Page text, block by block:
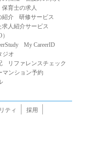
れらに類する行為
行為
序良俗に反する行為
的な責任を超えた不
判断する行為
為を行った利用者に対
きるものとします。
らに伴う当社または第
より、利用者に生じ
保育士の求人
紹介
研修サービス
人紹介サービス
My CareerID
ジオ
リファレンスチェック
マンション予約
ティ
採用